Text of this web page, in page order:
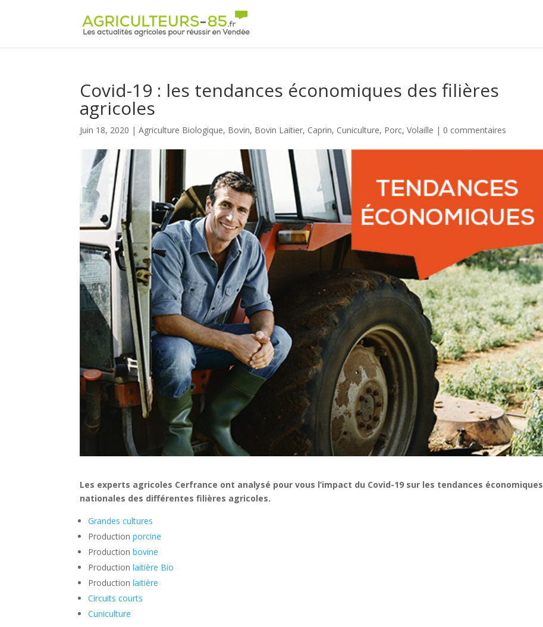
Covid-19 : les tendances économiques des filières
agricoles
Juin 18, 2020 |Agriculture Biologique, Bovin, Bovin Laitier, Caprin, Cuniculture, Porc,Volaille | 0 commentaires
Les experts agricoles Cerfrance ont analysé pour vous l’impact du Covid-19 sur les tendances économiques
nationales des différentes filières agricoles.
Grandes cultures
Productionporcine
Productionbovine
Productionlaitière Bio
Productionlaitière
Circuits courts
Cuniculture